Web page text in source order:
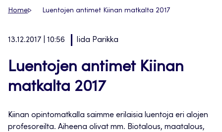
Home Luentojen antimet Kiinan matkalta 2017
13.12.2017 | 10:56 Iida Parikka
Luentojen antimet Kiinan
matkalta 2017
Kiinan opintomatkalla saimme erilaisia luentoja eri alojen
profesoreilta. Aiheena olivat mm. Biotalous, maatalous,